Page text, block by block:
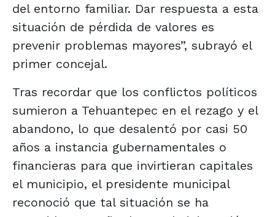
del entorno familiar. Dar respuesta a esta
situación de pérdida de valores es
prevenir problemas mayores”, subrayó el
primer concejal.
Tras recordar que los conflictos políticos
sumieron a Tehuantepec en el rezago y el
abandono, lo que desalentó por casi 50
años a instancia gubernamentales o
financieras para que invirtieran capitales
el municipio, el presidente municipal
reconoció que tal situación se ha